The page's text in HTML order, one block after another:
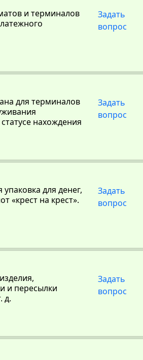
и терминалов
Задать
вопрос
для терминалов
нахождения
Задать
вопрос
для денег,
«крест на крест».
Задать
вопрос
и пересылки
д.
Задать
вопрос